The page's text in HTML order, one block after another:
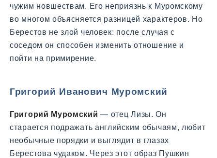
чужим новшествам. Его неприязнь к Муромскому
во многом объясняется разницей характеров. Но
Берестов не злой человек: после случая с
соседом он способен изменить отношение и
пойти на примирение.
Григорий Иванович Муромский
Григорий Муромский — отец Лизы. Он
старается подражать английским обычаям, любит
необычные порядки и выглядит в глазах
Берестова чудаком. Через этот образ Пушкин